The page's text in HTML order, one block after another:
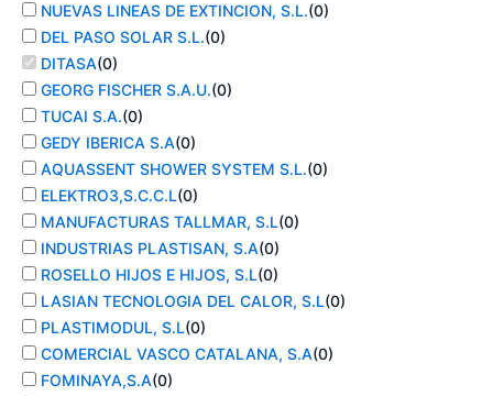
NUEVAS LINEAS DE EXTINCION, S.L.(0)
DEL PASO SOLAR S.L.(0)
DITASA(0)
GEORG FISCHER S.A.U.(0)
TUCAI S.A.(0)
GEDY IBERICA S.A(0)
AQUASSENT SHOWER SYSTEM S.L.(0)
ELEKTRO3,S.C.C.L(0)
MANUFACTURAS TALLMAR, S.L(0)
INDUSTRIAS PLASTISAN, S.A(0)
ROSELLO HIJOS E HIJOS, S.L(0)
LASIAN TECNOLOGIA DEL CALOR, S.L(0)
PLASTIMODUL, S.L(0)
COMERCIAL VASCO CATALANA, S.A(0)
FOMINAYA,S.A(0)